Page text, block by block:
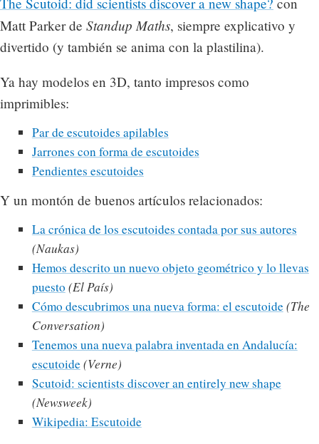
Matt Parker de Standup Maths, siempre explicativo y
divertido (y también se anima con la plastilina).
Ya hay modelos en 3D, tanto impresos como
imprimibles:
Par de escutoides apilables
Jarrones con forma de escutoides
Pendientes escutoides
Y un montón de buenos artículos relacionados:
La crónica de los escutoides contada por sus autores
(Naukas)
Hemos descrito un nuevo objeto geométrico y lo llevas
puesto (El País)
Cómo descubrimos una nueva forma: el escutoide(The
Conversation)
Tenemos una nueva palabra inventada en Andalucía:
escutoide(Verne)
Scutoid: scientists discover an entirely new shape
(Newsweek)
Wikipedia: Escutoide